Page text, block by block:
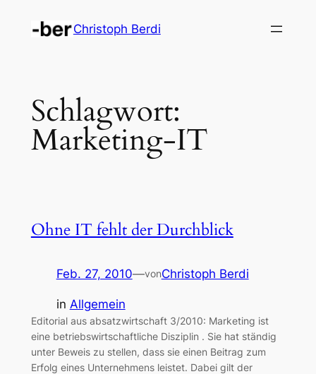
Inhalt
Christoph Berdi
Schlagwort:
Marketing-IT
Ohne IT fehlt der Durchblick
Feb. 27, 2010—vonChristoph Berdi
in Allgemein
Editorial aus absatzwirtschaft 3/2010: Marketing ist
eine betriebswirtschaftliche Disziplin . Sie hat ständig
unter Beweis zu stellen, dass sie einen Beitrag zum
Erfolg eines Unternehmens leistet. Dabei gilt der